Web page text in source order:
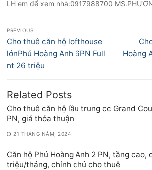
LH em để xem nhà:0917988700
Điều
hướng
bài
viết
PREVIOUS
Previous
post:
Cho thuê căn hộ lofthouse
lớnPhú Hoàng Anh 6PN Full
nt 26 triệu
Hoàng
Related Posts
Cho thuê căn hộ lầu trung cc Grand
PN, giá thỏa thuận
21 THÁNG NĂM, 2024
Căn hộ Phú Hoàng Anh 2 PN, tầng cao,
triệu/tháng, chính chủ cho thuê